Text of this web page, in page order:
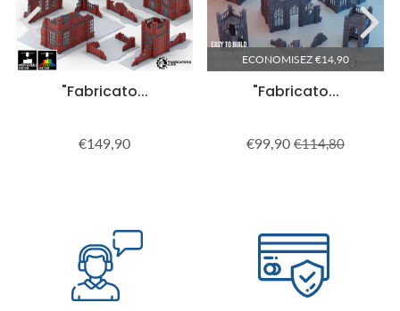
"Fabricato...
Prix
€149,90
ECONOMISEZ €14,90
"Fabricato...
Prix
€99,90 €99,90
Prix
€114,80